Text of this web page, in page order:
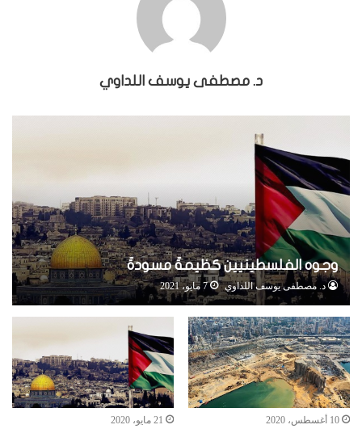
د. مصطفى يوسف اللداوي
وجوه الفلسطينيين كظيمةٌ مسودةٌ
د. مصطفى يوسف اللداوي 7 مايو، 2021
10 أغسطس، 2020 21 مايو، 2020